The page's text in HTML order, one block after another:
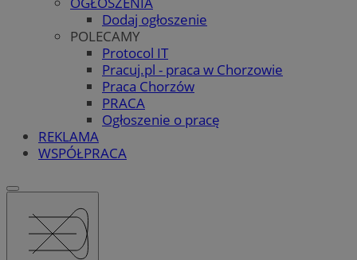
Dodaj ogłoszenie
POLECAMY
Protocol IT
Pracuj.pl - praca w Chorzowie
Praca Chorzów
PRACA
Ogłoszenie o pracę
REKLAMA
WSPÓŁPRACA